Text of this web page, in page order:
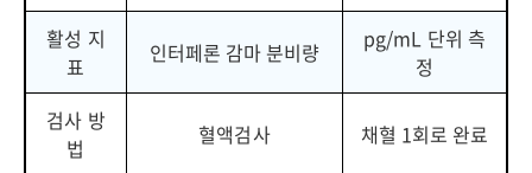
활성 지
표
인터페론 감마 분비량
pg/mL 단위 측
정
검사 방
법
혈액검사 채혈 1회로 완료